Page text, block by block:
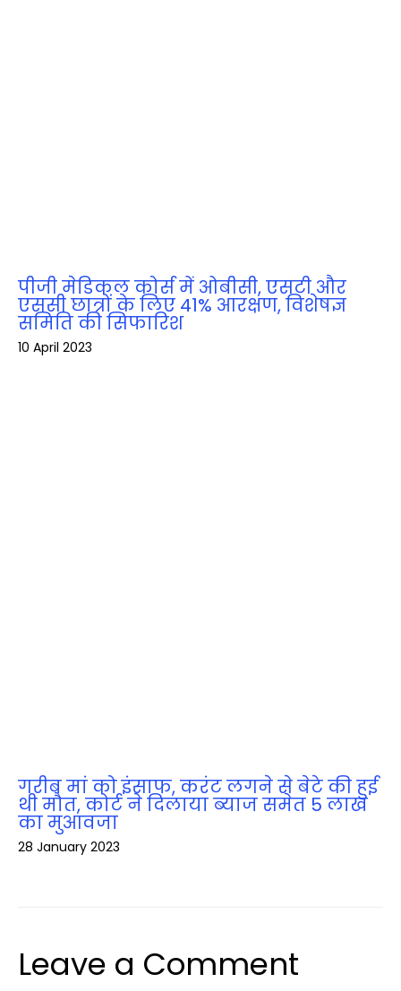
पीजी मेडिकल कोर्स में ओबीसी, एसटी और
एससी छात्रों के लिए 41% आरक्षण, विशेषज्ञ
समिति की सिफारिश
10 April 2023
गरीब मां को इंसाफ, करंट लगने से बेटे की हुई
थी मौत, कोर्ट ने दिलाया ब्‍याज समेत 5 लाख
का मुआवजा
28 January 2023
Leave a Comment